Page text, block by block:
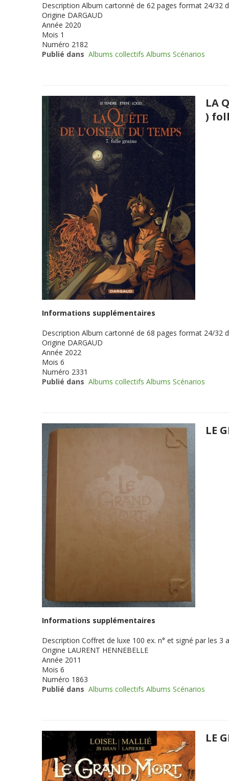
Description Album cartonné de 62 pages format 24/32
Origine DARGAUD
Année 2020
Mois 1
Numéro 2182
Publié dans Albums collectifs Albums Scénarios
LA
)
Informations supplémentaires
Description Album cartonné de 68 pages format 24/32
Origine DARGAUD
Année 2022
Mois 6
Numéro 2331
Publié dans Albums collectifs Albums Scénarios
LE
Informations supplémentaires
Description Coffret de luxe 100 ex. n° et signé par les
Origine LAURENT HENNEBELLE
Année 2011
Mois 6
Numéro 1863
Publié dans Albums collectifs Albums Scénarios
LE